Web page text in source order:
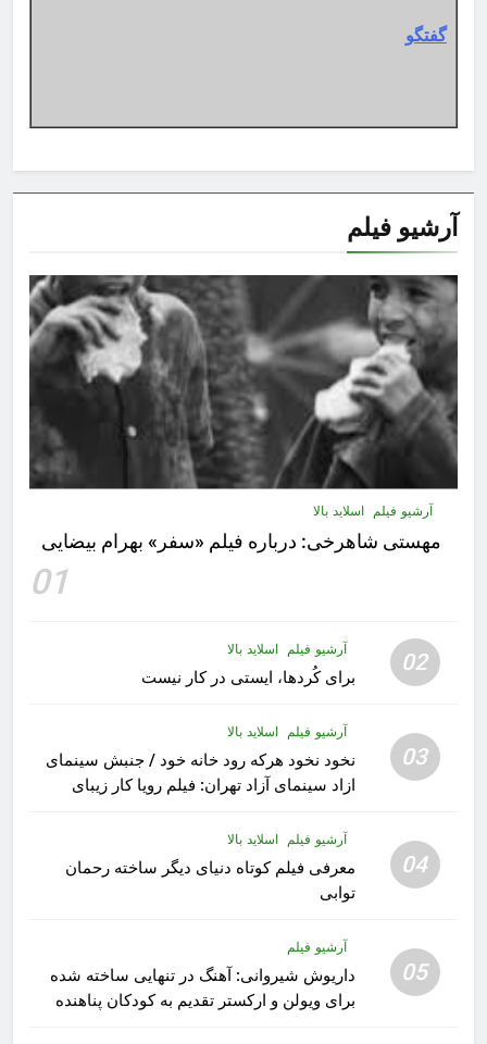
گفتگو
آرشیو فیلم
آرشیو فیلم اسلاید بالا
مهستى شاهرخى:‌ درباره فيلم «سفر» بهرام بیضایی
01
02 آرشیو فیلم اسلاید بالا
برای کُردها، ایستی در کار نیست
03
آرشیو فیلم اسلاید بالا
نخود نخود هرکه رود خانه خود / جنبش سینمای
ازاد سینمای آزاد تهران: فیلم رویا کار زیبای
04
آرشیو فیلم اسلاید بالا
معرفی فیلم کوتاه دنیای دیگر ساخته رحمان
توابی
05
آرشیو فیلم
داریوش شیروانی: آهنگ در تنهایی ساخته شده
برای ویولن و ارکستر تقدیم به کودکان پناهنده